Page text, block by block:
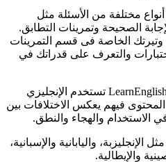
تتنوع الأسئلة النحوية لتشمل 10 أنواع مختلفة من الأسئلة مثل
الصحيحة وتمرينات التطابق.
الخاصة فى قسم التمرينات
والتعرف على قدراتك في
يوجد نسخ من تطبيق LearnEnglish Grammar تستخدم الإنجليزي
المحتوى فيهم يعكس الاختلافات بين
الاستخدام والهجاء والنطق.
واليابانية والإسبانية،
والإيطالية.